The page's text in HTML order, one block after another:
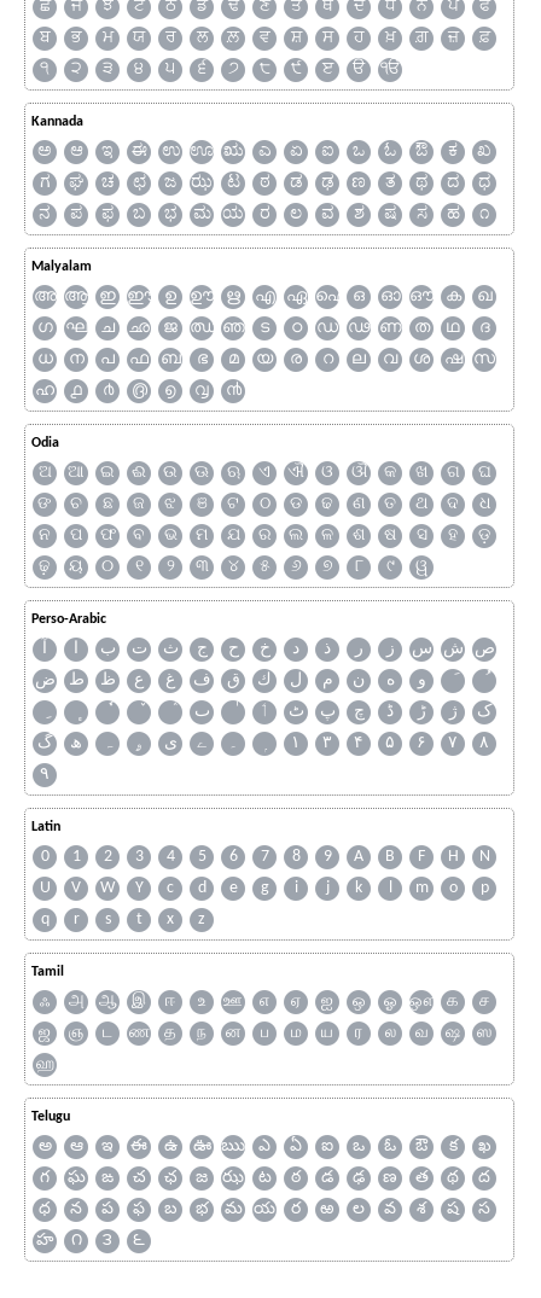
ਛ
ਜ ਝ ਟ ਠ ਡ ਢ ਣ ਤ ਥ ਦ ਧ ਨ ਪ
ਫ
ਬ
ਭ ਮ ਯ ਰ ਲ ਲ਼ ਵ ਸ਼ ਸ ਹ ਖ਼ ਗ਼ ਜ਼
ਫ਼
੧
੨ ੩ ੪ ੫ ੬ ੭ ੮ ੯ ੲ ੳ ੴ
Kannada
ಅ ಆ ಇ ಈ ಉ ಊ ಋ ಎ ಏ ಐ ಒ ಓ ಔ ಕ
ಖ
ಗ
ಘ ಚ ಛ ಜ ಝ ಟ ಠ ಡ ಢ ಣ ತ ಥ ದ
ಧ
ನ
ಪ ಫ ಬ ಭ ಮ ಯ ರ ಲ ವ ಶ ಷ ಸ ಹ ೧
Malyalam
അ ആ ഇ ഈ ഉ ഊ ഋ എ ഏ ഐ ഒ ഓ ഔ ക
ഖ
ഗ
ഘ ച ഛ ജ ഝ ഞ ട ഠ ഡ ഢ ണ ത ഥ
ദ
ധ
ന പ ഫ ബ ഭ മ യ ര റ ല വ ശ ഷ
സ
ഹ
൧ ൪ ൫ ൭ ൮ ൯
Odia
ଅ ଆ ଇ ଈ ଉ ଊ ଋ ଏ ଐ ଓ ଔ କ ଖ ଗ
ଘ
ଙ
ଚ ଛ ଜ ଝ ଞ ଟ ଠ ଡ ଢ ଣ ତ ଥ ଦ
ଧ
ନ
ପ ଫ ବ ଭ ମ ଯ ର ଲ ଳ ଶ ଷ ସ ହ
ଡ଼
ଢ଼
ୟ ୦ ୧ ୨ ୩ ୪ ୫ ୬ ୭ ୮ ୯ ୱ
Perso-Arabic
آ ا ب ت ث ج ح خ د ذ ر ز س ش ص
ض
ط ظ ع غ ف ق ك ل م ن ه
و
ٮ
ٲ ٹ پ چ ڈ ڑ ژ
ک
گ
ھ ہ ۄ ی ے ۔ ۱ ۳ ۴ ۵ ۶ ۷
۸
۹
Latin
0 1 2 3 4 5 6 7 8 9 A B F H
N
U
V W Y c d e g i j k l m o
p
q
r s t x z
Tamil
ஃ அ ஆ இ ஈ உ ஊ எ ஏ ஐ ஒ ஓ ஔ க
ச
ஜ
ஞ ட ண த ந ன ப ம ய ர ல வ ஷ
ஸ
ஹ
Telugu
అ ఆ ఇ ఈ ఉ ఊ ఋ ఎ ఏ ఐ ఒ ఓ ఔ క
ఖ
గ
ఘ ఙ చ ఛ జ ఝ ట ఠ డ ఢ ణ త థ
ద
ధ
న ప ఫ బ భ మ య ర ఱ ల వ శ ష
స
హ
౧ ౩ ౬